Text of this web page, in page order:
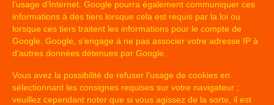
l’usage d’Internet. Google pourra également communiquer ces
informations à des tiers lorsque cela est requis par la loi ou
lorsque ces tiers traitent les informations pour le compte de
Google. Google, s’engage à ne pas associer votre adresse IP à
d’autres données détenues par Google.
Vous avez la possibilité de refuser l’usage de cookies en
sélectionnant les consignes requises sur votre navigateur ;
veuillez cependant noter que si vous agissez de la sorte, il est